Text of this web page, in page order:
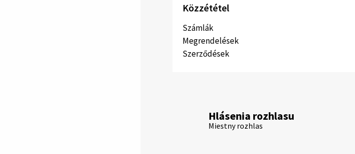
Közzététel
Számlák
Megrendelések
Szerződések
Hlásenia rozhlasu
Miestny rozhlas